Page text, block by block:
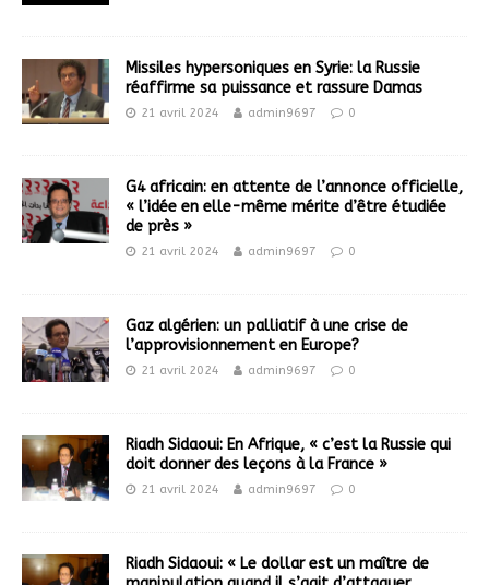
Missiles hypersoniques en Syrie: la Russie
réaffirme sa puissance et rassure Damas
21 avril 2024 admin9697 0
G4 africain: en attente de l’annonce officielle,
« l’idée en elle-même mérite d’être étudiée
de près »
21 avril 2024 admin9697 0
Gaz algérien: un palliatif à une crise de
l’approvisionnement en Europe?
21 avril 2024 admin9697 0
Riadh Sidaoui: En Afrique, « c’est la Russie qui
doit donner des leçons à la France »
21 avril 2024 admin9697 0
Riadh Sidaoui: « Le dollar est un maître de